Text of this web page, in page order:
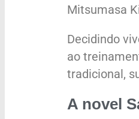
Mitsumasa
Decidindo
ao
tradicional,
A novel